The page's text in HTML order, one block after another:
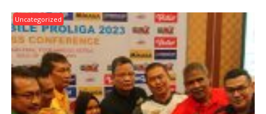
Uncategorized